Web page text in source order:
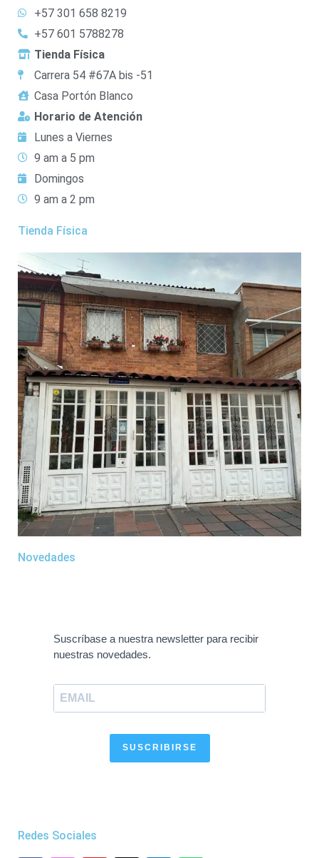
+57 301 658 8219
+57 601 5788278
Tienda Física
Carrera 54 #67A bis -51
Casa Portón Blanco
Horario de Atención
Lunes a Viernes
9 am a 5 pm
Domingos
9 am a 2 pm
Tienda Física
Novedades
Suscríbase a nuestra newsletter para recibir
nuestras novedades.
SUSCRIBIRSE
Redes Sociales